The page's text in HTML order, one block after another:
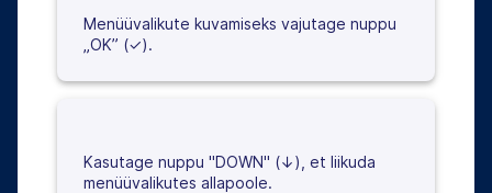
Menüüvalikute kuvamiseks vajutage nuppu
„OK” (✓).
Kasutage nuppu "DOWN" (↓), et liikuda
menüüvalikutes allapoole.